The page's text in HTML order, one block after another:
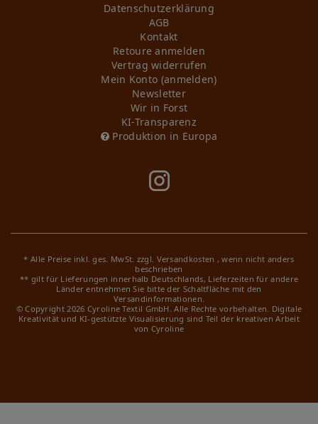
Daten­schutz­erklärung
AGB
Kontakt
Retoure anmelden
Vertrag widerrufen
Mein Konto (anmelden)
Newsletter
Wir in Forst
KI-Transparenz
Produktion in Europa
* Alle Preise inkl. ges. MwSt. zzgl. Versandkosten , wenn nicht anders
beschrieben
** gilt für Lieferungen innerhalb Deutschlands, Lieferzeiten für andere
Länder entnehmen Sie bitte der Schaltfläche mit den
Versandinformationen.
© Copyright 2026 Cyroline Textil GmbH. Alle Rechte vorbehalten. Digitale
Kreativität und KI-gestützte Visualisierung sind Teil der kreativen Arbeit
von Cyroline